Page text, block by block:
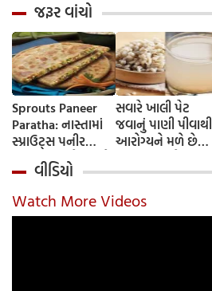
જરૂર વાંચો
Sprouts Paneer
Paratha: નાસ્તામાં
સ્પ્રાઉટ્સ પનીર
પરાઠા બનાવો, તમને
પ્રોટીનનો ડબલ ડોઝ
મળશે
સવારે ખાલી પેટ
જવાનું પાણી પીવાથી
આરોગ્યને મળે છે
જાણીએ તેના ફાયદા
અને ઉપયોગ કરવાની
યોગ્ય રીત
વીડિયો
Watch More Videos